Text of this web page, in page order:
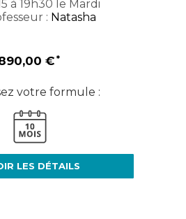
à 19h30 le Mardi
: Natasha
€
votre formule :
LES DÉTAILS